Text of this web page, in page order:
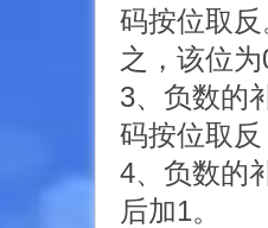
码按位取
之，该位为
3、负数的
码按位取反
4、负数的
后加1。